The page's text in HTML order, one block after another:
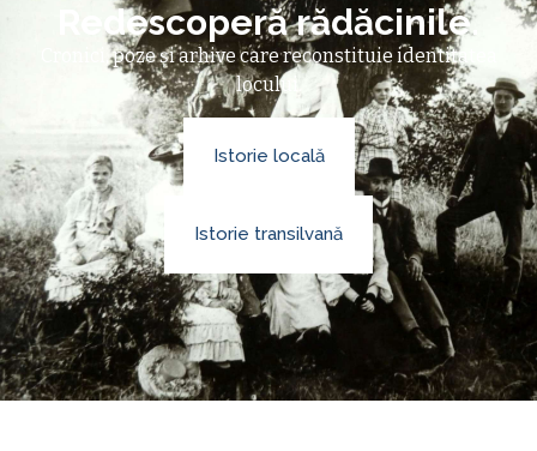
Redescoperă rădăcinile.
Cronici, poze și arhive care reconstituie identitatea
locului.
Istorie locală
Istorie transilvană